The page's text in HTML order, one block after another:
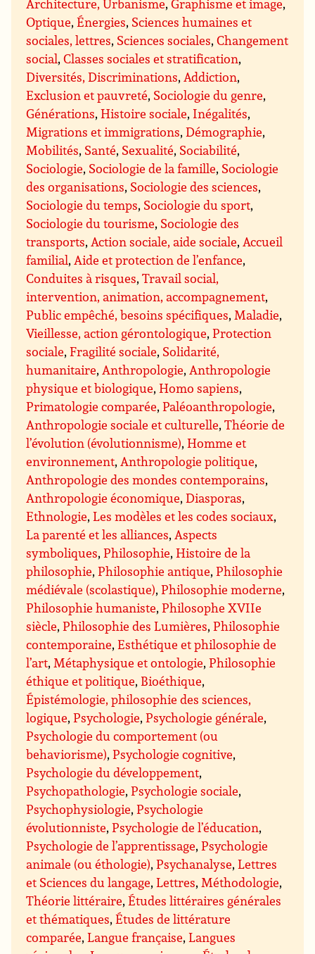
Optique,Énergies, Sciences humaines et
sociales, lettres, Sciences sociales,Changement
social,Classes sociales et stratification,
Diversités, Discriminations, Addiction,
Exclusion et pauvreté, Sociologie du genre,
Générations,Histoire sociale, Inégalités,
Migrations et immigrations,Démographie,
Mobilités, Santé, Sexualité, Sociabilité,
Sociologie, Sociologie de la famille, Sociologie
des organisations, Sociologie des sciences,
Sociologie du temps, Sociologie du sport,
Sociologie du tourisme, Sociologie des
transports, Action sociale, aide sociale, Accueil
familial, Aide et protection de l’enfance,
Conduites à risques,Travail social,
intervention, animation, accompagnement,
Public empêché, besoins spécifiques, Maladie,
Vieillesse, action gérontologique,Protection
sociale,Fragilité sociale, Solidarité,
humanitaire, Anthropologie, Anthropologie
physique et biologique,Homo sapiens,
Primatologie comparée,Paléoanthropologie,
Anthropologie sociale et culturelle,Théorie de
l’évolution (évolutionnisme),Homme et
environnement, Anthropologie politique,
Anthropologie des mondes contemporains,
Anthropologie économique,Diasporas,
Ethnologie,Les modèles et les codes sociaux,
La parenté et les alliances, Aspects
symboliques,Philosophie,Histoire de la
philosophie,Philosophie antique,Philosophie
médiévale (scolastique),Philosophie moderne,
Philosophie humaniste,Philosophe XVIIe
siècle,Philosophie des Lumières,Philosophie
contemporaine,Esthétique et philosophie de
l’art, Métaphysique et ontologie,Philosophie
éthique et politique, Bioéthique,
Épistémologie, philosophie des sciences,
logique,Psychologie,Psychologie générale,
Psychologie du comportement (ou
behaviorisme),Psychologie cognitive,
Psychologie du développement,
Psychopathologie,Psychologie sociale,
Psychophysiologie,Psychologie
évolutionniste,Psychologie de l’éducation,
Psychologie de l’apprentissage,Psychologie
animale (ou éthologie),Psychanalyse,Lettres
et Sciences du langage,Lettres, Méthodologie,
Théorie littéraire,Études littéraires générales
et thématiques,Études de littérature
comparée,Langue française,Langues